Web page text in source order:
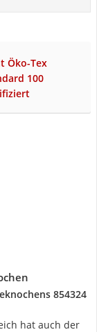
Öko-Tex
100
854324
hat auch der